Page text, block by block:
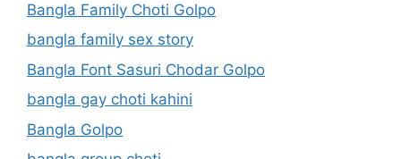
Bangla Family Choti Golpo
bangla family sex story
Bangla Font Sasuri Chodar Golpo
bangla gay choti kahini
Bangla Golpo